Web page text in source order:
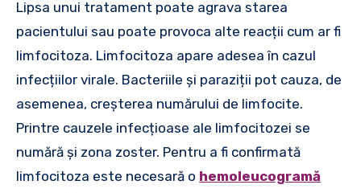
Lipsa unui tratament poate agrava starea
pacientului sau poate provoca alte reacții cum ar fi
limfocitoza. Limfocitoza apare adesea în cazul
infecțiilor virale. Bacteriile și paraziții pot cauza, de
asemenea, creșterea numărului de limfocite.
Printre cauzele infecțioase ale limfocitozei se
numără și zona zoster. Pentru a fi confirmată
limfocitoza este necesară o hemoleucogramă